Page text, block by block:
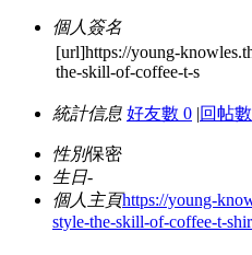
個人簽名
[url]https://young-
the-skill-of-coffee-t-s
統計信息 好友數 0 |回帖
性別保密
生日-
個人主頁https://young-
style-the-skill-of-coffee-t-